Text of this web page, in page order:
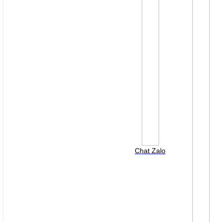
Chat Zalo